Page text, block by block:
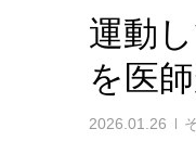
運動
を医
2026.01.26